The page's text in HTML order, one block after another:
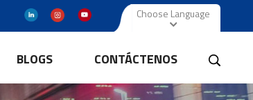
Choose Language
BLOGS CONTÁCTENOS